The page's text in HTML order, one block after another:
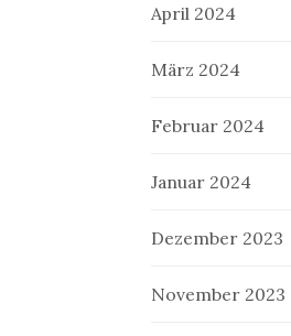
April 2024
März 2024
Februar 2024
Januar 2024
Dezember 2023
November 2023